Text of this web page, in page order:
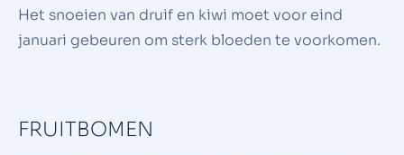
Het snoeien van druif en kiwi moet voor eind
januari gebeuren om sterk bloeden te voorkomen.
FRUITBOMEN